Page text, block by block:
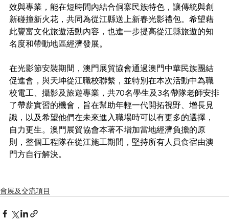
效與專業，能在短時間內結合侗寨民族特色，讓傳統與創
新碰撞新火花，共同為從江縣送上新春光影禮包。希望藉
此豐富文化旅遊活動內容，也進一步提高從江縣旅遊的知
名度和帶動地區經濟發展。
在光影節安裝期間，澳門展貿協會通過澳門中華民族團結
促進會，與天坤從江職校聯繫，並特別在本次活動中為職
校電工、攝影及旅遊專業，共70名學生及3名帶隊老師安排
了帶薪實習的機會，旨在幫助年輕一代開拓視野、增長見
識，以及希望他們在未來進入職場時可以有更多的選擇，
自力更生。澳門展貿協會本著不增加當地經濟負擔的原
則，整個工程隊在從江施工期間，堅持所有人員食宿由澳
門方自行解決。
會展及交流項目